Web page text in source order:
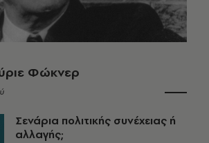
Φώκνερ
Σενάρια πολιτικής συνέχειας ή
αλλαγής;